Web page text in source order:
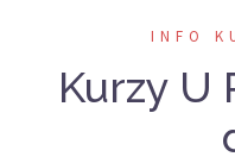
INFO
Kurzy U